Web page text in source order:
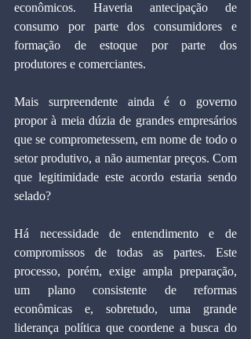
econômicos. Haveria antecipação de
consumo por parte dos consumidores e
formação de estoque por parte dos
produtores e comerciantes.
Mais surpreendente ainda é o governo
propor à meia dúzia de grandes empresários
que se comprometessem, em nome de todo o
setor produtivo, a não aumentar preços. Com
que legitimidade este acordo estaria sendo
selado?
Há necessidade de entendimento e de
compromissos de todas as partes. Este
processo, porém, exige ampla preparação,
um plano consistente de reformas
econômicas e, sobretudo, uma grande
liderança política que coordene a busca do